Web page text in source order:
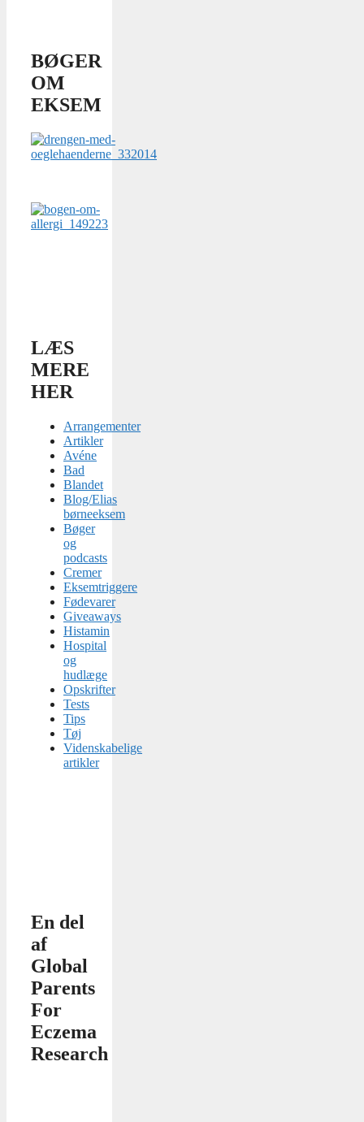
BØGER
OM
EKSEM
LÆS
MERE
HER
Arrangementer
Artikler
Avéne
Bad
Blandet
Blog/Elias
børneeksem
Bøger
og
podcasts
Cremer
Eksemtriggere
Fødevarer
Giveaways
Histamin
Hospital
og
hudlæge
Opskrifter
Tests
Tips
Tøj
Videnskabelige
artikler
En del
af
Global
Parents
For
Eczema
Research